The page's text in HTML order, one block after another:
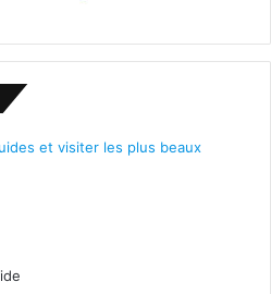
et visiter les plus beaux